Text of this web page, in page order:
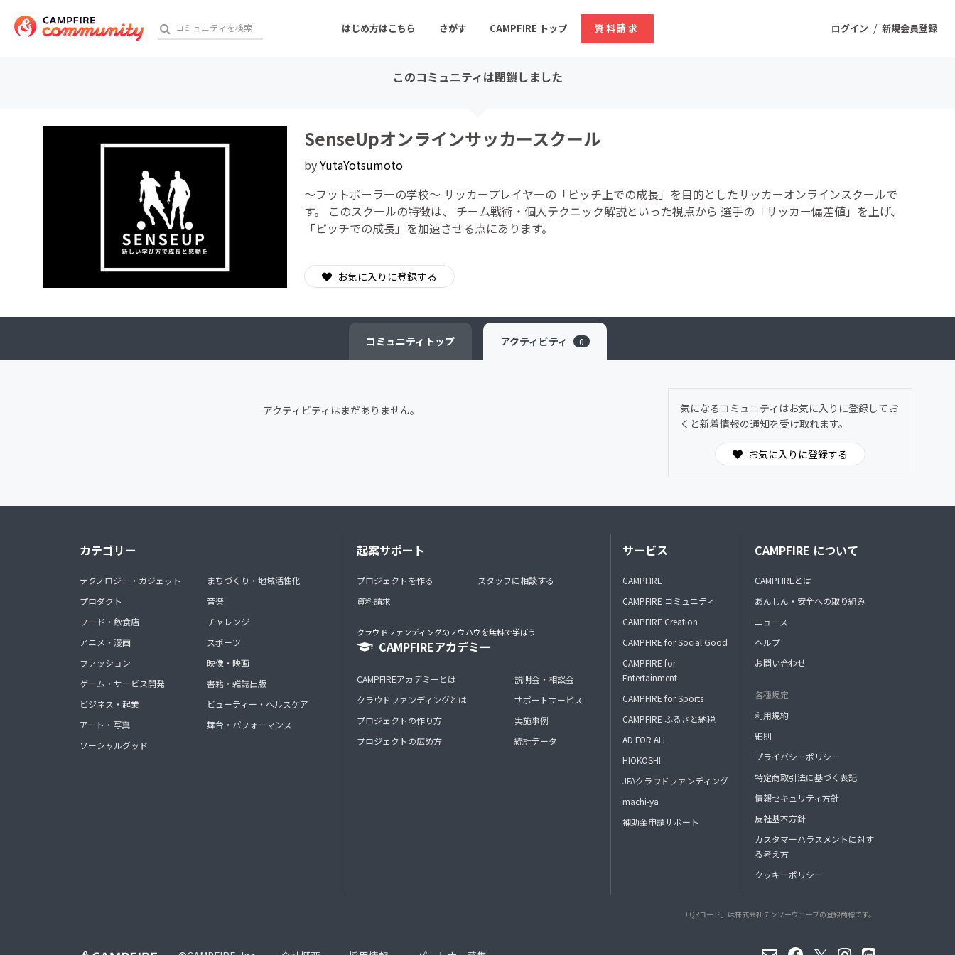
ログイン / 新規会員登録
はじめ方はこちら さがす CAMPFIRE トップ 資料請求
おすすめのコミュニティ
アート・写真 音楽
テクノロジー・ガジェット
ゲーム・サービス開発 フード・飲食店
ファッション
映像・映画
書籍・雑誌出版 アニメ・漫画
ビジネス・起業
チャレンジ
CAMPFIRE for Social Good CAMPFIRE Creation
このコミュニティは閉鎖しました
SenseUpオンラインサッカースクール
byYutaYotsumoto
〜フットボーラーの学校〜 サッカープレイヤーの「ピッチ上での成長」を目的としたサッカーオンラインスクールで
す。 このスクールの特徴は、 チーム戦術・個人テクニック解説といった視点から 選手の「サッカー偏差値」を上げ、
「ピッチでの成長」を加速させる点にあります。
お気に入りに登録する
コミュニティ トップ アクティビティ 0
アクティビティはまだありません。
気になるコミュニティはお気に入りに登録してお
くと新着情報の通知を受け取れます。
お気に入りに登録する
カテゴリー
テクノロジー・ガジェット
プロダクト
フード・飲食店
アニメ・漫画
ファッション
ゲーム・サービス開発
ビジネス・起業
アート・写真
ソーシャルグッド
まちづくり・地域活性化
音楽
チャレンジ
スポーツ
映像・映画
書籍・雑誌出版
ビューティー・ヘルスケア
舞台・パフォーマンス
起案サポート
プロジェクトを作る
資料請求
スタッフに相談する
クラウドファンディングのノウハウを無料で学ぼう
CAMPFIREアカデミー
CAMPFIREアカデミーとは
クラウドファンディングとは
プロジェクトの作り方
プロジェクトの広め方
説明会・相談会
サポートサービス
実施事例
統計データ
サービス
CAMPFIRE
CAMPFIRE コミュニティ
CAMPFIRE Creation
CAMPFIRE for Social Good
CAMPFIRE for
Entertainment
CAMPFIRE for Sports
CAMPFIRE ふるさと納税
AD FOR ALL
HIOKOSHI
JFAクラウドファンディング
machi-ya
補助金申請サポート
CAMPFIRE について
CAMPFIREとは
あんしん・安全への取り組み
ニュース
ヘルプ
お問い合わせ
各種規定
利用規約
細則
プライバシーポリシー
特定商取引法に基づく表記
情報セキュリティ方針
反社基本方針
カスタマーハラスメントに対す
る考え方
クッキーポリシー
「QRコード」は株式会社デンソーウェーブの登録商標です。